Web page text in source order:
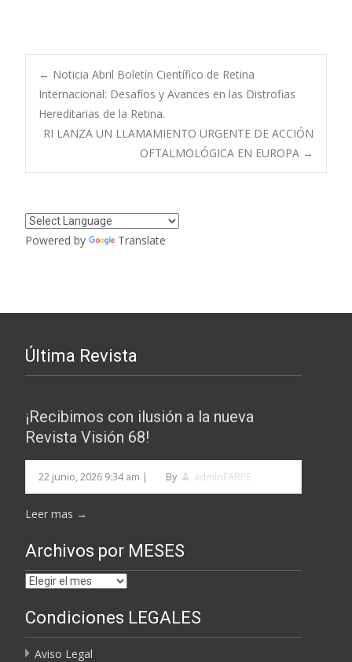
Navegación
de
entradas
← Noticia Abril Boletín Científico de Retina
Internacional: Desafíos y Avances en las Distrofias
Hereditarias de la Retina.
RI LANZA UN LLAMAMIENTO URGENTE DE ACCIÓN
OFTALMOLÓGICA EN EUROPA →
Powered by Translate
Última Revista
¡Recibimos con ilusión a la nueva
Revista Visión 68!
22 junio, 2026 9:34 am | By adminFARPE
Leer mas →
Archivos por MESES
Archivos
MESES
Condiciones LEGALES
Aviso Legal